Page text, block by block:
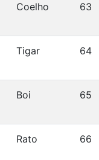
Coelho 63
Tigar 64
Boi 65
Rato 66